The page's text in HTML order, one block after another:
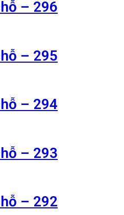
– 296
– 295
– 294
– 293
– 292